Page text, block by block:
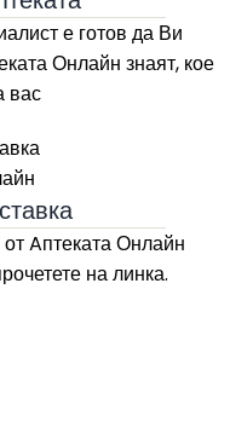
е готов да Ви
Онлайн знаят, кое
вас
от Aптеката Онлайн
на линка.